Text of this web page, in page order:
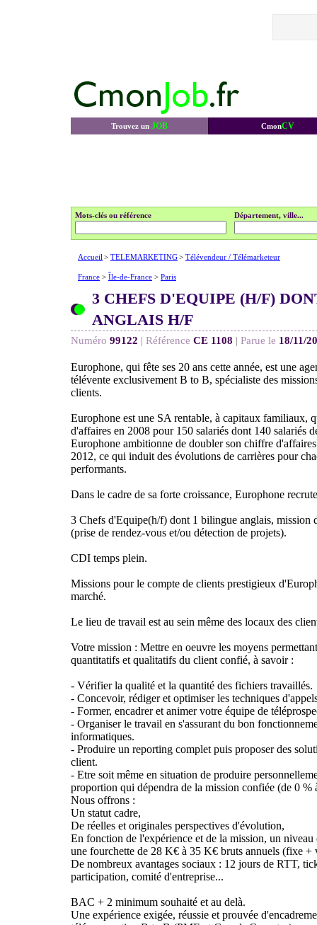
Trouvez un JOB CmonCV
Mots-clés ou référence Département, ville...
Accueil > TELEMARKETING> Télévendeur / Télémarketeur
France > Île-de-France > Paris
3 CHEFS D'EQUIPE (H/F)
ANGLAIS H/F
Numéro 99122 | Référence CE 1108 | Parue le 18/11/
Europhone, qui fête ses 20 ans cette année, est une
télévente exclusivement B to B, spécialiste des
clients.
Europhone est une SA rentable, à capitaux familiaux,
d'affaires en 2008 pour 150 salariés dont 140 salariés
Europhone ambitionne de doubler son chiffre
2012, ce qui induit des évolutions de carrières pour
performants.
Dans le cadre de sa forte croissance, Europhone
3 Chefs d'Equipe(h/f) dont 1 bilingue anglais, mission
(prise de rendez-vous et/ou détection de projets).
CDI temps plein.
Missions pour le compte de clients prestigieux
marché.
Le lieu de travail est au sein même des locaux des
Votre mission : Mettre en oeuvre les moyens
quantitatifs et qualitatifs du client confié, à savoir :
- Vérifier la qualité et la quantité des fichiers travaillés.
- Concevoir, rédiger et optimiser les techniques
- Former, encadrer et animer votre équipe de
- Organiser le travail en s'assurant du bon
informatiques.
- Produire un reporting complet puis proposer des
client.
- Etre soit même en situation de produire
proportion qui dépendra de la mission confiée (de 0 %
Nous offrons :
Un statut cadre,
De réelles et originales perspectives d'évolution,
En fonction de l'expérience et de la mission, un niveau
une fourchette de 28 K€ à 35 K€ bruts annuels (fixe +
De nombreux avantages sociaux : 12 jours de RTT,
participation, comité d'entreprise...
BAC + 2 minimum souhaité et au delà.
Une expérience exigée, réussie et prouvée